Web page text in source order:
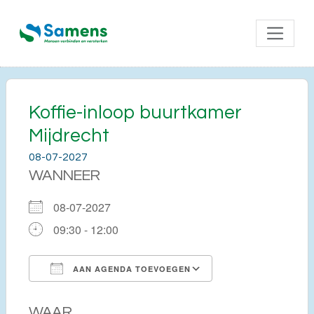
Koffie-inloop buurtkamer
Mijdrecht
08-07-2027
WANNEER
08-07-2027
09:30 - 12:00
AAN AGENDA TOEVOEGEN